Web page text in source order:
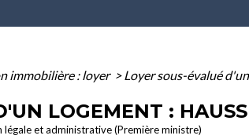
immobilière : loyer > Loyer sous-évalué
LOGEMENT :
et administrative (Première ministre)